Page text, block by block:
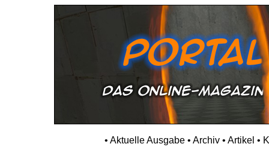
• Aktuelle Ausgabe• Archiv• Artikel •